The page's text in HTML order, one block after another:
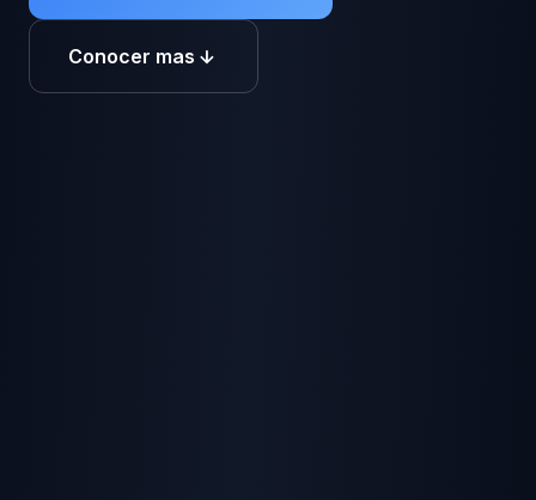
Conocer mas